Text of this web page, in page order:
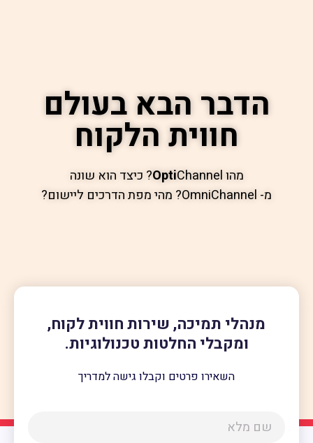
הדבר הבא בעולם
חווית הלקוח
מהו OptiChannel? כיצד הוא שונה
מ- OmniChannel? מהי מפת הדרכים ליישום?
מנהלי תמיכה, שירות חווית לקוח,
ומקבלי החלטות טכנולוגיות.
השאירו פרטים וקבלו גישה למדריך